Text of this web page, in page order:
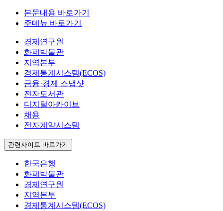
본문내용 바로가기
주메뉴 바로가기
경제연구원
화폐박물관
지역본부
경제통계시스템(ECOS)
금융·경제 스냅샷
전자도서관
디지털아카이브
채용
전자계약시스템
관련사이트 바로가기
한국은행
화폐박물관
경제연구원
지역본부
경제통계시스템(ECOS)